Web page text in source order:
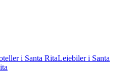
i Santa RitaLeiebiler i Santa